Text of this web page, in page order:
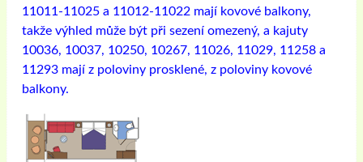
11011-11025 a 11012-11022 mají kovové balkony,
takže výhled může být při sezení omezený, a kajuty
10036, 10037, 10250, 10267, 11026, 11029, 11258 a
11293 mají z poloviny prosklené, z poloviny kovové
balkony.